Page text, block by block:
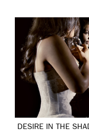
DESIRE IN THE